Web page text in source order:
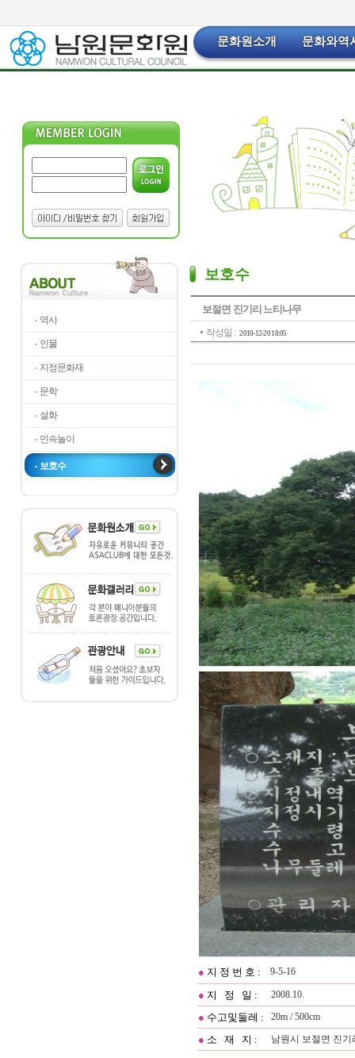
문화원소개 문화와역
역사
인물
지정문화재
문학
설화
민속놀이
보호수
보호수
보절면 진기리 느티나무
작성일 : 2010-12-20 18:05
● 지 정 번 호 : 9-5-16
● 지 정 일 : 2008.10.
● 수고및둘레 : 20m / 500cm
● 소 재 지 : 남원시 보절면 진기